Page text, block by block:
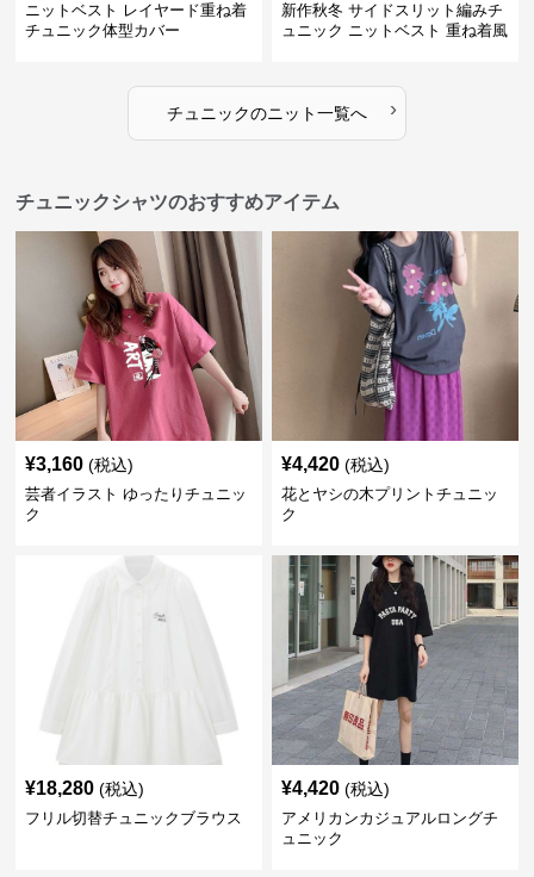
ニットベスト レイヤード重ね着
チュニック体型カバー
新作秋冬 サイドスリット編みチ
ュニック ニットベスト 重ね着風
チュニックのニット一覧へ ›
チュニックシャツのおすすめアイテム
¥3,160 (税込)
芸者イラスト ゆったりチュニッ
ク
¥4,420 (税込)
花とヤシの木プリントチュニッ
ク
¥18,280 (税込)
フリル切替チュニックブラウス
¥4,420 (税込)
アメリカンカジュアルロングチ
ュニック